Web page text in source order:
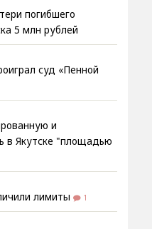
погибшего
5 млн рублей
суд «Пенной
и
в Якутске "площадью
лимиты 1